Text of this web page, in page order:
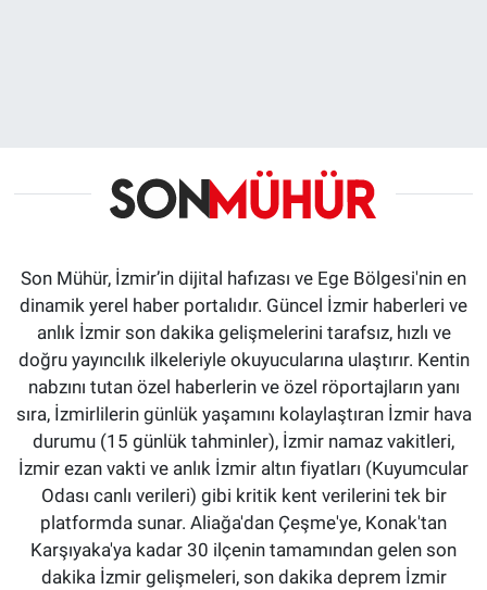
Son Mühür, İzmir’in dijital hafızası ve Ege Bölgesi'nin en
dinamik yerel haber portalıdır. Güncel İzmir haberleri ve
anlık İzmir son dakika gelişmelerini tarafsız, hızlı ve
doğru yayıncılık ilkeleriyle okuyucularına ulaştırır. Kentin
nabzını tutan özel haberlerin ve özel röportajların yanı
sıra, İzmirlilerin günlük yaşamını kolaylaştıran İzmir hava
durumu (15 günlük tahminler), İzmir namaz vakitleri,
İzmir ezan vakti ve anlık İzmir altın fiyatları (Kuyumcular
Odası canlı verileri) gibi kritik kent verilerini tek bir
platformda sunar. Aliağa'dan Çeşme'ye, Konak'tan
Karşıyaka'ya kadar 30 ilçenin tamamından gelen son
dakika İzmir gelişmeleri, son dakika deprem İzmir